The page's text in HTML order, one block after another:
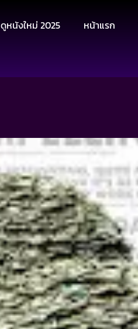
ดูหนังใหม่ 2025 หน้าแรก